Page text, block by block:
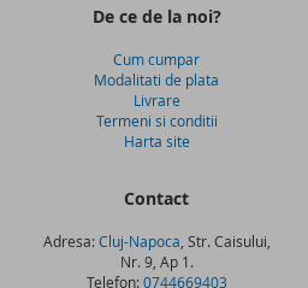
De ce de la noi?
Cum cumpar
Modalitati de plata
Livrare
Termeni si conditii
Harta site
Contact
Adresa:Cluj-Napoca , Str. Caisului,
Nr. 9, Ap 1.
Telefon:0744669403